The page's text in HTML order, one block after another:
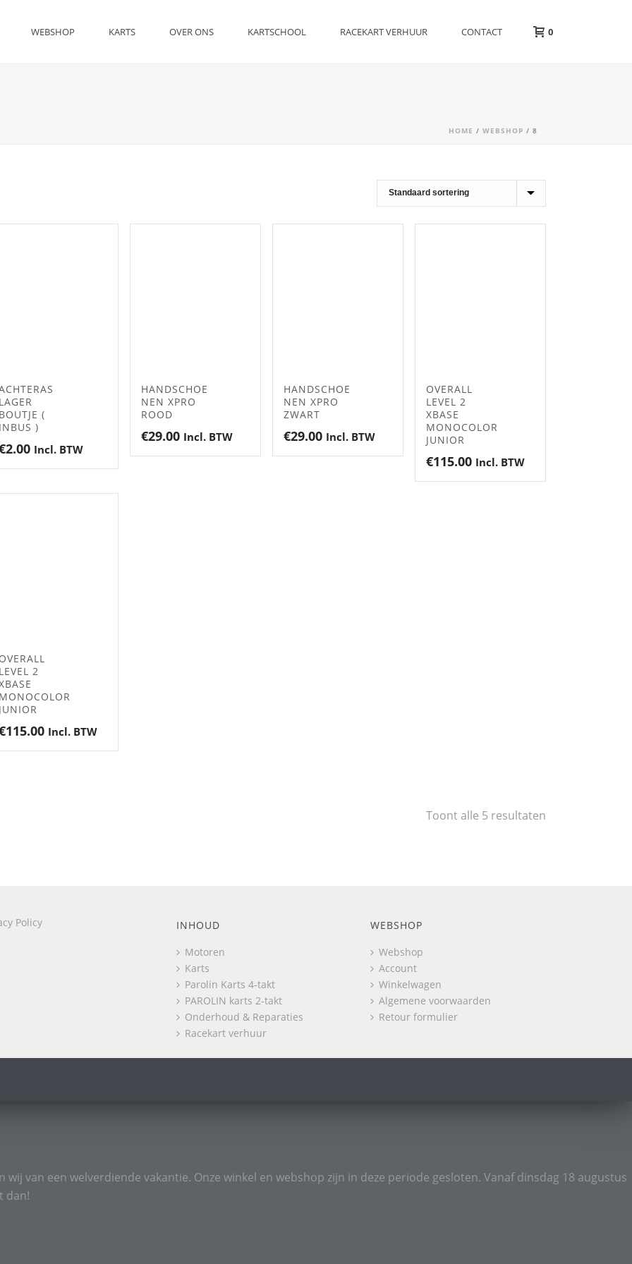
WEBSHOP KARTS OVER ONS KARTSCHOOL RACEKART VERHUUR CONTACT 0
HOME / WEBSHOP / 8
(
)
2.00 Incl. BTW
HANDSCHOE
NEN XPRO
ROOD
€29.00 Incl. BTW
HANDSCHOE
NEN XPRO
ZWART
€29.00 Incl. BTW
OVERALL
LEVEL 2
XBASE
MONOCOLOR
JUNIOR
€115.00 Incl. BTW
2
115.00 Incl. BTW
Toont alle 5 resultaten
Policy
INHOUD
Motoren
Karts
Parolin Karts 4-takt
PAROLIN karts 2-takt
Onderhoud & Reparaties
Racekart verhuur
WEBSHOP
Webshop
Account
Winkelwagen
Algemene voorwaarden
Retour formulier
van een welverdiende vakantie. Onze winkel en webshop zijn in deze periode gesloten. Vanaf dinsdag 18 augustus
dan!